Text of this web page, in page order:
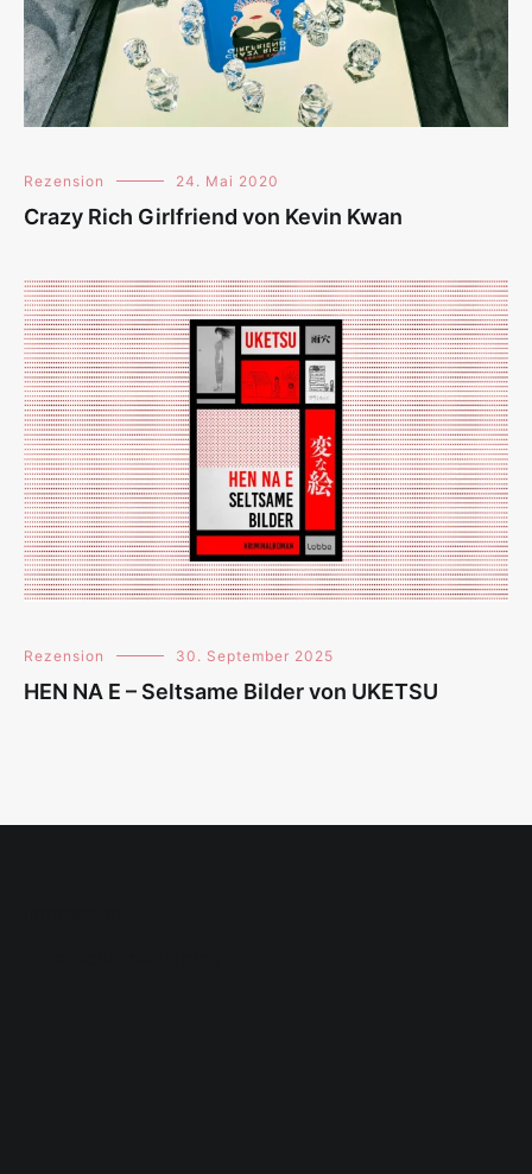
Rezension 24. Mai 2020
Crazy Rich Girlfriend von Kevin Kwan
Rezension 30. September 2025
HEN NA E – Seltsame Bilder von UKETSU